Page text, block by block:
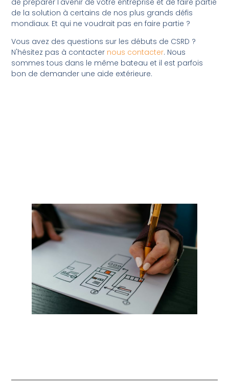
de la solution à certains de nos plus grands défis
mondiaux. Et qui ne voudrait pas en faire partie ?
Vous avez des questions sur les débuts de CSRD ?
N'hésitez pas à contacter nous contacter. Nous
sommes tous dans le même bateau et il est parfois
bon de demander une aide extérieure.